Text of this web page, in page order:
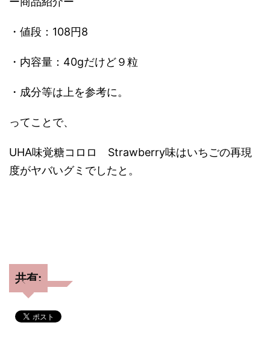
・値段：108円8
・内容量：40gだけど９粒
・成分等は上を参考に。
ってことで、
UHA味覚糖コロロ Strawberry味はいちごの再現
度がヤバいグミでしたと。
共有: